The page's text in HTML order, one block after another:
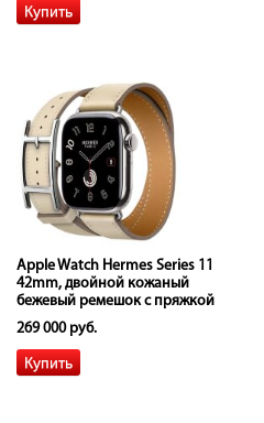
Apple Watch Hermes Series 11
42mm, двойной кожаный
бежевый ремешок с пряжкой
269 000 руб.